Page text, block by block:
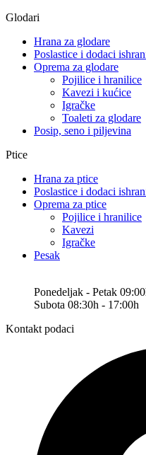
Glodari
Hrana za glodare
Poslastice i dodaci
Oprema za glodare
Pojilice i hranilice
Kavezi i kućice
Igračke
Toaleti za glodare
Posip, seno i piljevina
Ptice
Hrana za ptice
Poslastice i dodaci
Oprema za ptice
Pojilice i hranilice
Kavezi
Igračke
Pesak
Ponedeljak - Petak
Subota 08:30h - 17:00h
Kontakt podaci